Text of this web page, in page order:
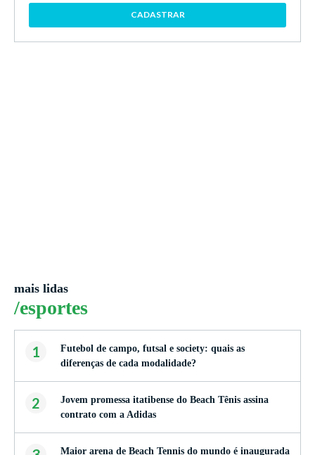
CADASTRAR
mais lidas
/esportes
1
Futebol de campo, futsal e society: quais as
diferenças de cada modalidade?
2
Jovem promessa itatibense do Beach Tênis assina
contrato com a Adidas
Maior arena de Beach Tennis do mundo é inaugurada